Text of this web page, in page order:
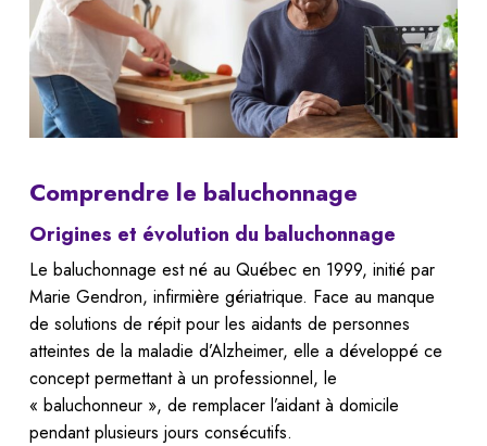
Comprendre le baluchonnage
Origines et évolution du baluchonnage
Le baluchonnage est né au Québec en 1999, initié par
Marie Gendron, infirmière gériatrique. Face au manque
de solutions de répit pour les aidants de personnes
atteintes de la maladie d’Alzheimer, elle a développé ce
concept permettant à un professionnel, le
« baluchonneur », de remplacer l’aidant à domicile
pendant plusieurs jours consécutifs.